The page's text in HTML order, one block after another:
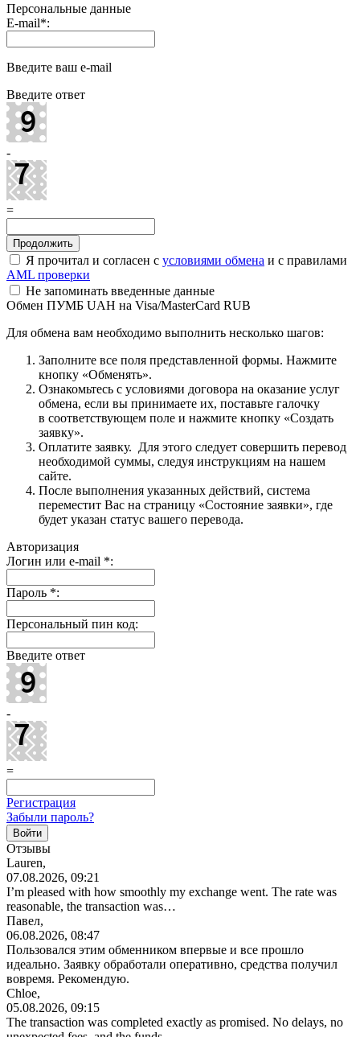
Персональные данные
E-mail*:
Введите ваш e-mail
Введите ответ
-
=
Я прочитал и согласен с условиями обмена и с правилами
AML проверки
Не запоминать введенные данные
Обмен ПУМБ UAH на Visa/MasterCard RUB
Для обмена вам необходимо выполнить несколько шагов:
Заполните все поля представленной формы. Нажмите
кнопку «Обменять».
Ознакомьтесь с условиями договора на оказание услуг
обмена, если вы принимаете их, поставьте галочку
в соответствующем поле и нажмите кнопку «Создать
заявку».
Оплатите заявку. Для этого следует совершить перевод
необходимой суммы, следуя инструкциям на нашем
сайте.
После выполнения указанных действий, система
переместит Вас на страницу «Состояние заявки», где
будет указан статус вашего перевода.
Авторизация
Логин или e-mail *:
Пароль *:
Персональный пин код:
Введите ответ
-
=
Регистрация
Забыли пароль?
Отзывы
Lauren,
07.08.2026, 09:21
I’m pleased with how smoothly my exchange went. The rate was
reasonable, the transaction was…
Павел,
06.08.2026, 08:47
Пользовался этим обменником впервые и все прошло
идеально. Заявку обработали оперативно, средства получил
вовремя. Рекомендую.
Chloe,
05.08.2026, 09:15
The transaction was completed exactly as promised. No delays, no